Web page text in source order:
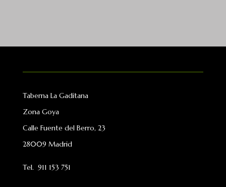
Taberna La Gaditana
Zona Goya
Calle Fuente del Berro, 23
28009 Madrid
Tel. 911 153 751